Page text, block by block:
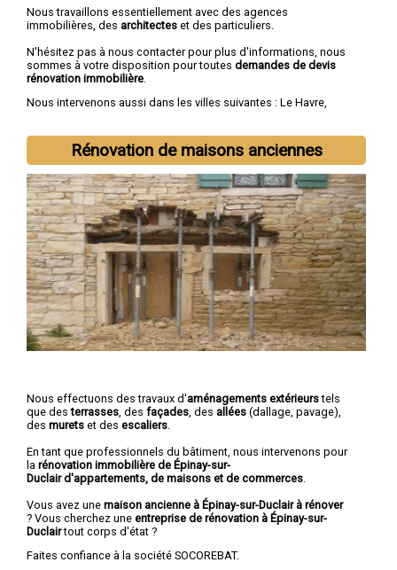
Nous travaillons essentiellement avec des agences
immobilières, des architectes et des particuliers.
N'hésitez pas à nous contacter pour plus d'informations, nous
sommes à votre disposition pour toutes demandes de devis
rénovation immobilière
Nous intervenons aussi dans les villes suivantes : Le Havre,
Elbeuf
Rénovation de maisons anciennes
Nous effectuons des travaux d'aménagements extérieurstels
que desterrasses , des façades , des allées (dallage, pavage),
des murets et des escaliers
En tant que professionnels du bâtiment, nous intervenons pour
la rénovation immobilière de Épinay-sur-
Duclair d'appartements, de maisons et de commerces
Vous avez une maison ancienne à Épinay-sur-Duclair à rénover
? Vous cherchez une entreprise de rénovation à Épinay-sur-
Duclairtout corps d'état ?
Faites confiance à la société SOCOREBAT.